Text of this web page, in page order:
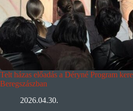
Telt házas előadás a Déryné Program
Beregszászban
2026.04.30.